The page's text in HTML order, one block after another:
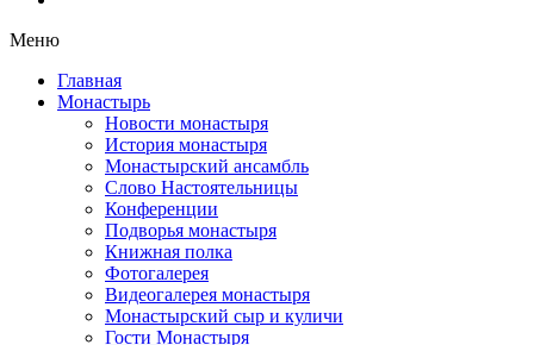
Меню
Главная
Монастырь
Новости монастыря
История монастыря
Монастырский ансамбль
Слово Настоятельницы
Конференции
Подворья монастыря
Книжная полка
Фотогалерея
Видеогалерея монастыря
Монастырский сыр и куличи
Гости Монастыря